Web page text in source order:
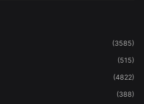
(3585)
(515)
(4822)
(388)